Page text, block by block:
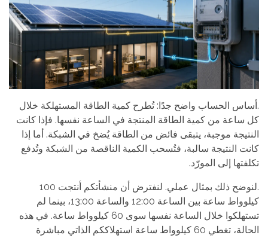
.أساس الحساب واضح جدًا: تُطرح كمية الطاقة المستهلكة خلال
كل ساعة من كمية الطاقة المنتجة في الساعة نفسها. فإذا كانت
النتيجة موجبة، يتبقى فائض من الطاقة يُضخ في الشبكة. أما إذا
كانت النتيجة سالبة، فتُسحب الكمية الناقصة من الشبكة وتُدفع
تكلفتها إلى المورّد.
.لنوضح ذلك بمثال عملي. لنفترض أن منشأتكم أنتجت 100
كيلوواط ساعة بين الساعة 12:00 والساعة 13:00، بينما لم
تستهلكوا خلال الساعة نفسها سوى 60 كيلوواط ساعة. في هذه
الحالة، تغطي 60 كيلوواط ساعة استهلاككم الذاتي مباشرة